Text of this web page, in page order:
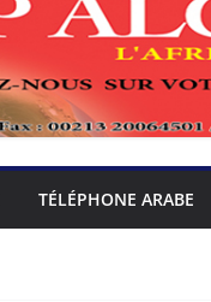
TÉLÉPHONE ARABE